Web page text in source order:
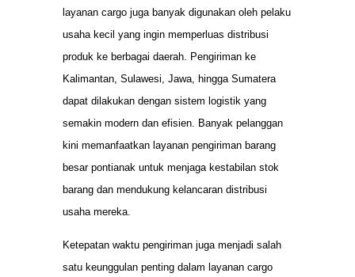
layanan cargo juga banyak digunakan oleh pelaku
usaha kecil yang ingin memperluas distribusi
produk ke berbagai daerah. Pengiriman ke
Kalimantan, Sulawesi, Jawa, hingga Sumatera
dapat dilakukan dengan sistem logistik yang
semakin modern dan efisien. Banyak pelanggan
kini memanfaatkan layanan pengiriman barang
besar pontianak untuk menjaga kestabilan stok
barang dan mendukung kelancaran distribusi
usaha mereka.
Ketepatan waktu pengiriman juga menjadi salah
satu keunggulan penting dalam layanan cargo